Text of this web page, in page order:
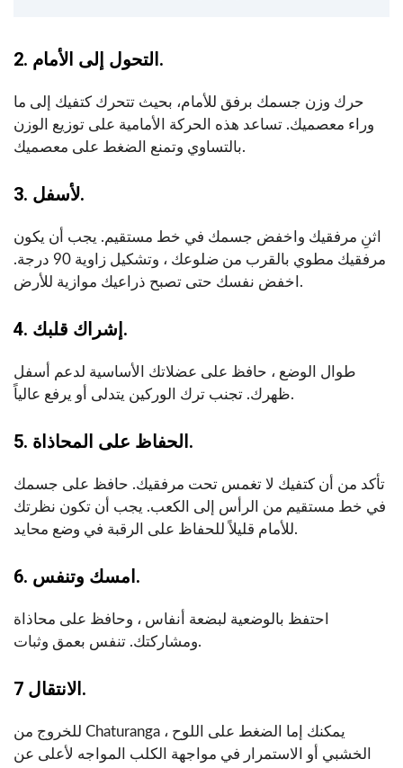
2. التحول إلى الأمام.
حرك وزن جسمك برفق للأمام، بحيث تتحرك كتفيك إلى ما
وراء معصميك. تساعد هذه الحركة الأمامية على توزيع الوزن
بالتساوي وتمنع الضغط على معصميك.
3. لأسفل.
اثنِ مرفقيك واخفض جسمك في خط مستقيم. يجب أن يكون
مرفقيك مطوي بالقرب من ضلوعك ، وتشكيل زاوية 90 درجة.
اخفض نفسك حتى تصبح ذراعيك موازية للأرض.
4. إشراك قلبك.
طوال الوضع ، حافظ على عضلاتك الأساسية لدعم أسفل
ظهرك. تجنب ترك الوركين يتدلى أو يرفع عالياً.
5. الحفاظ على المحاذاة.
تأكد من أن كتفيك لا تغمس تحت مرفقيك. حافظ على جسمك
في خط مستقيم من الرأس إلى الكعب. يجب أن تكون نظرتك
للأمام قليلاً للحفاظ على الرقبة في وضع محايد.
6. امسك وتنفس.
احتفظ بالوضعية لبضعة أنفاس ، وحافظ على محاذاة
ومشاركتك. تنفس بعمق وثبات.
7 الانتقال.
للخروج من Chaturanga ، يمكنك إما الضغط على اللوح
الخشبي أو الاستمرار في مواجهة الكلب المواجه لأعلى عن